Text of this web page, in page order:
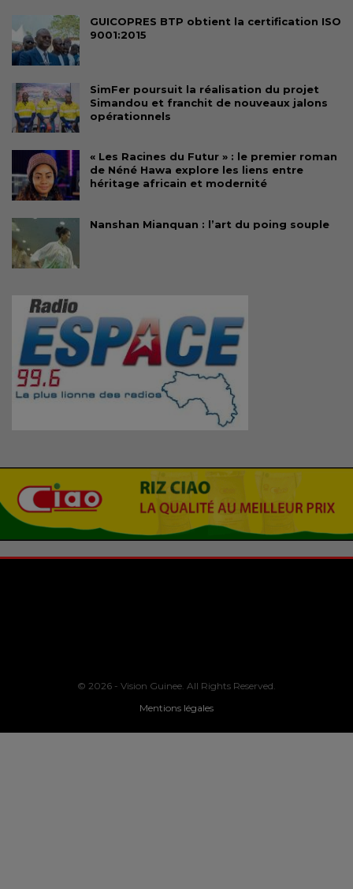
GUICOPRES BTP obtient la certification ISO
9001:2015
SimFer poursuit la réalisation du projet
Simandou et franchit de nouveaux jalons
opérationnels
« Les Racines du Futur » : le premier roman
de Néné Hawa explore les liens entre
héritage africain et modernité
Nanshan Mianquan : l’art du poing souple
© 2026 - Vision Guinee. All Rights Reserved.
Mentions légales